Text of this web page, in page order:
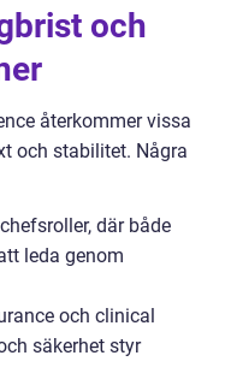
och
återkommer vissa
och stabilitet. Några
där både
leda genom
och clinical
säkerhet styr